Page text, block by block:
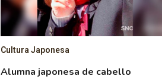
Cultura Japonesa
Alumna japonesa de cabello